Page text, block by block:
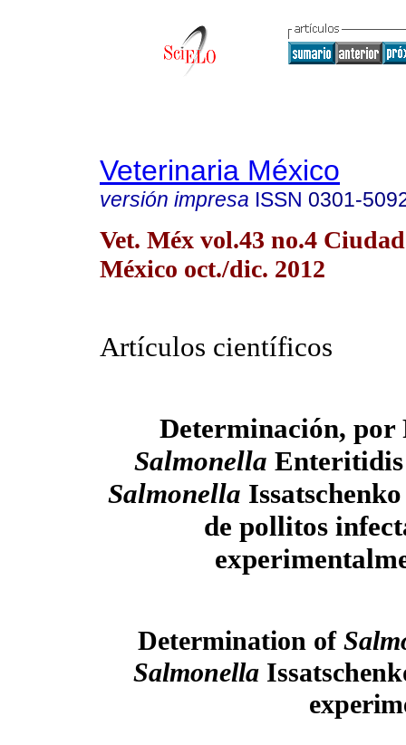
Veterinaria México
versión impresa ISSN 0301-
Vet. Méx vol.43 no.4
México oct./dic. 2012
Artículos científicos
Determinación, por
Salmonella
Salmonella
de pollitos
Determination of
Salmonella